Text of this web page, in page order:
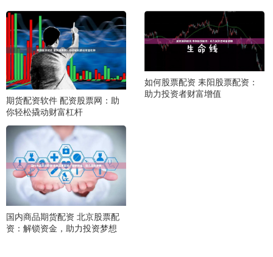
期货配资软件 配资股票网：助
你轻松撬动财富杠杆
如何股票配资 耒阳股票配资：
助力投资者财富增值
国内商品期货配资 北京股票配
资：解锁资金，助力投资梦想